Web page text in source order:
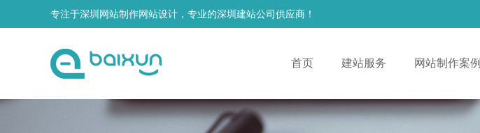
专注于深圳网站制作网站设计，专业的深圳建站公司供应商！
首页 建站服务 网站制作案例